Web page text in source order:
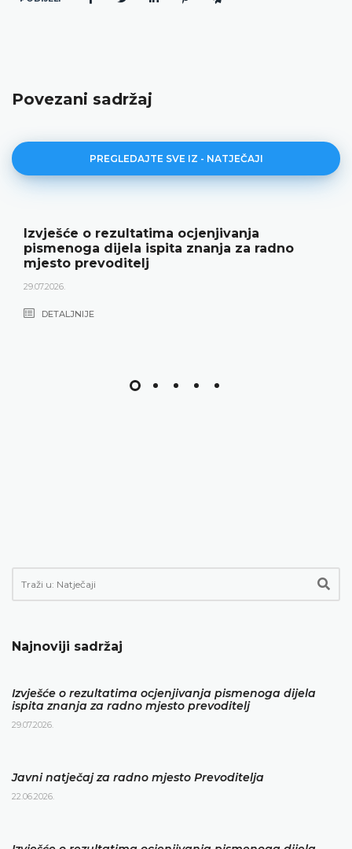
Povezani sadržaj
PREGLEDAJTE SVE IZ - NATJEČAJI
Izvješće o rezultatima ocjenjivanja
pismenoga dijela ispita znanja za radno
mjesto prevoditelj
29.07.2026.
DETALJNIJE
Najnoviji sadržaj
Izvješće o rezultatima ocjenjivanja pismenoga dijela
ispita znanja za radno mjesto prevoditelj
29.07.2026.
Javni natječaj za radno mjesto Prevoditelja
22.06.2026.